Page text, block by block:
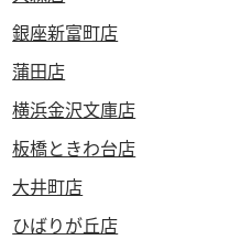
銀座新富町店
蒲田店
横浜金沢文庫店
板橋ときわ台店
大井町店
ひばりが丘店